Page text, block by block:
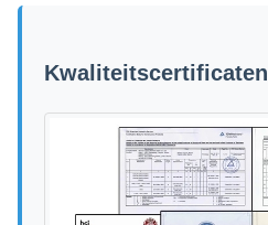
Kwaliteitscertificaten